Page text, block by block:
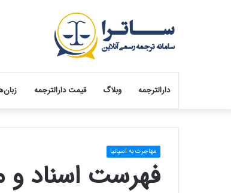
دارالترجمه وبلاگ قیمت دارالترجمه
مهاجرت به اسپانیا
فهرست اسناد و